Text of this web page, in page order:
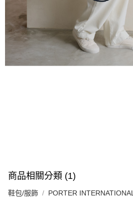
商品相關分類 (1)
鞋包/服飾 PORTER INTERNATIONAL